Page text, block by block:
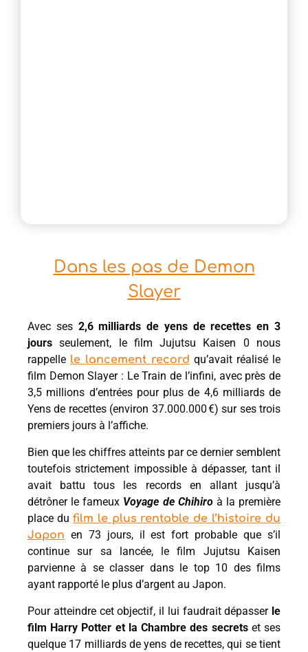
Dans les pas de Demon
Slayer
Avec ses 2,6 milliards de yens de recettes en 3
jours seulement, le film Jujutsu Kaisen 0 nous
rappelle le lancement record qu’avait réalisé le
film Demon Slayer : Le Train de l’infini, avec près de
3,5 millions d’entrées pour plus de 4,6 milliards de
Yens de recettes (environ 37.000.000 €) sur ses trois
premiers jours à l’affiche.
Bien que les chiffres atteints par ce dernier semblent
toutefois strictement impossible à dépasser, tant il
avait battu tous les records en allant jusqu’à
détrôner le fameux Voyage de Chihiroà la première
place du film le plus rentable de l’histoire du
Japon en 73 jours, il est fort probable que s’il
continue sur sa lancée, le film Jujutsu Kaisen
parvienne à se classer dans le top 10 des films
ayant rapporté le plus d’argent au Japon.
Pour atteindre cet objectif, il lui faudrait dépasser le
film Harry Potter et la Chambre des secretset ses
quelque 17 milliards de yens de recettes, qui se tient